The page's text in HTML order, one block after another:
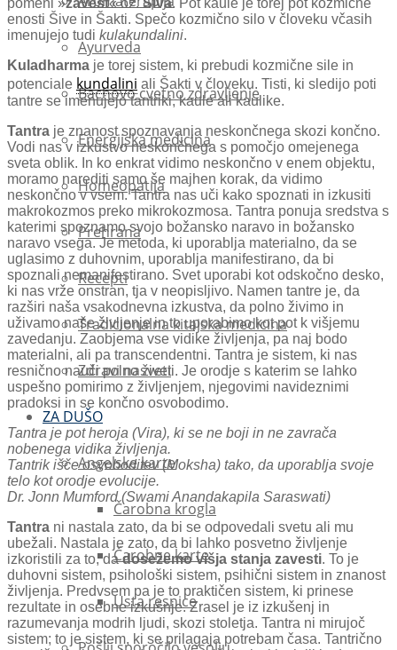
Ayurveda
Bachovo cvetno zdravljenje
Energijska medicina
Homeopatija
Prehrana
Recepti
Tradicionalna kitajska medicina
Zdravi nasveti
ZA DUŠO
Angelske karte
Čarobna krogla
Čarobne karte
Usta resnice
pomeni »zavest« oz.Šiva. Pot kaule je torej pot kozmične
enosti Šive in Šakti. Spečo kozmično silo v človeku včasih
imenujejo tudi kulakundalini.
Kuladharma je torej sistem, ki prebudi kozmične sile in
potenciale kundalini ali Šakti v človeku. Tisti, ki sledijo poti
tantre se imenujejo tantriki, kaule ali kaulike.
Tantra je znanost spoznavanja neskončnega skozi končno.
Vodi nas v izkustvo neskončnega s pomočjo omejenega
sveta oblik. In ko enkrat vidimo neskončno v enem objektu,
moramo narediti samo še majhen korak, da vidimo
neskončno v vsem. Tantra nas uči kako spoznati in izkusiti
makrokozmos preko mikrokozmosa. Tantra ponuja sredstva s
katerimi spoznamo svojo božansko naravo in božansko
naravo vsega. Je metoda, ki uporablja materialno, da se
uglasimo z duhovnim, uporablja manifestirano, da bi
spoznali nemanifestirano. Svet uporabi kot odskočno desko,
ki nas vrže onstran, tja v neopisljivo. Namen tantre je, da
razširi naša vsakodnevna izkustva, da polno živimo in
uživamo naše življenje in to uporabimo kot pot k višjemu
zavedanju. Zaobjema vse vidike življenja, pa naj bodo
materialni, ali pa transcendentni. Tantra je sistem, ki nas
resnično nauči polno živeti. Je orodje s katerim se lahko
uspešno pomirimo z življenjem, njegovimi navideznimi
pradoksi in se končno osvobodimo.
Tantra je pot heroja (Vira), ki se ne boji in ne zavrača
nobenega vidika življenja.
Tantrik išče osvoboditev (Moksha) tako, da uporablja svoje
telo kot orodje evolucije.
Dr. Jonn Mumford (Swami Anandakapila Saraswati)
Tantra ni nastala zato, da bi se odpovedali svetu ali mu
ubežali. Nastala je zato, da bi lahko posvetno življenje
izkoristili za to, dadosežemo višja stanja zavesti. To je
duhovni sistem, psihološki sistem, psihični sistem in znanost
življenja. Predvsem pa je to praktičen sistem, ki prinese
rezultate in osebne izkušnje. Zrasel je iz izkušenj in
razumevanja modrih ljudi, skozi stoletja. Tantra ni mirujoč
sistem; to je sistem, ki se prilagaja potrebam časa. Tantrično